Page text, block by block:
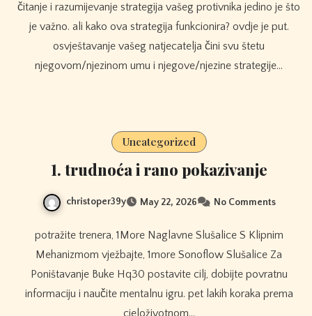
čitanje i razumijevanje strategija vašeg protivnika jedino je što
je važno. ali kako ova strategija funkcionira? ovdje je put.
osvještavanje vašeg natjecatelja čini svu štetu
njegovom/njezinom umu i njegove/njezine strategije…
Uncategorized
1. trudnoća i rano pokazivanje
christoper39y May 22, 2026 No Comments
potražite trenera, 1More Naglavne Slušalice S Klipnim
Mehanizmom vježbajte, 1more Sonoflow Slušalice Za
Poništavanje Buke Hq30 postavite cilj, dobijte povratnu
informaciju i naučite mentalnu igru. pet lakih koraka prema
cjeloživotnom…